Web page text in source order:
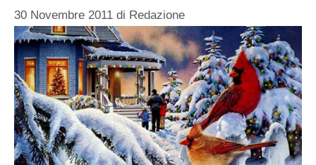
30 Novembre 2011 di Redazione